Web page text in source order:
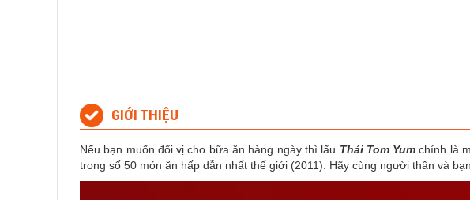
GIỚI THIỆU
Nếu bạn muốn đổi vị cho bữa ăn hàng ngày thì lẩu Thái Tom Yum chính là
trong số 50 món ăn hấp dẫn nhất thế giới (2011). Hãy cùng người thân và